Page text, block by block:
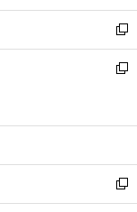
開
く
ウ
で
開
く
ン
ド
ウ
で
ウ
ィ
ン
ド
開
新
し
い
ン
ウ
で
開
新
ウ
ン
ド
ウ
新
し